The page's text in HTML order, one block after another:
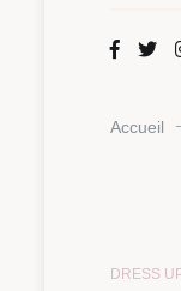
Accueil
DRESS